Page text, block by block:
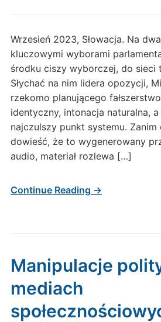
–
Wrzesień 2023, Słowacja. Na
kluczowymi wyborami
środku ciszy wyborczej, do sieci
Słychać na nim lidera opozycji,
rzekomo planującego
identyczny, intonacja naturalna,
najczulszy punkt systemu. Zanim
dowieść, że to wygenerowany
audio, materiał rozlewa […]
Continue Reading →
Manipulacje
mediach